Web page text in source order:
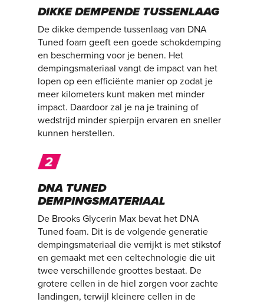
DIKKE DEMPENDE TUSSENLAAG
De dikke dempende tussenlaag van DNA
Tuned foam geeft een goede schokdemping
en bescherming voor je benen. Het
dempingsmateriaal vangt de impact van het
lopen op een efficiënte manier op zodat je
meer kilometers kunt maken met minder
impact. Daardoor zal je na je training of
wedstrijd minder spierpijn ervaren en sneller
kunnen herstellen.
DNA TUNED
DEMPINGSMATERIAAL
De Brooks Glycerin Max bevat het DNA
Tuned foam. Dit is de volgende generatie
dempingsmateriaal die verrijkt is met stikstof
en gemaakt met een celtechnologie die uit
twee verschillende groottes bestaat. De
grotere cellen in de hiel zorgen voor zachte
landingen, terwijl kleinere cellen in de